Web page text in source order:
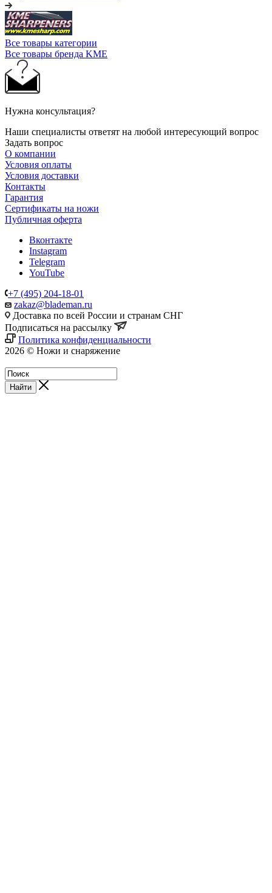
Все товары категории
Все товары бренда KME
Нужна консультация?
Наши специалисты ответят на любой интересующий вопрос
Задать вопрос
О компании
Условия оплаты
Условия доставки
Контакты
Гарантия
Сертификаты на ножи
Публичная оферта
Вконтакте
Instagram
Telegram
YouTube
+7 (495) 204-18-01
zakaz@blademan.ru
Доставка по всей России и странам СНГ
Подписаться на рассылку
Политика конфиденциальности
2026 © Ножи и снаряжение
Найти